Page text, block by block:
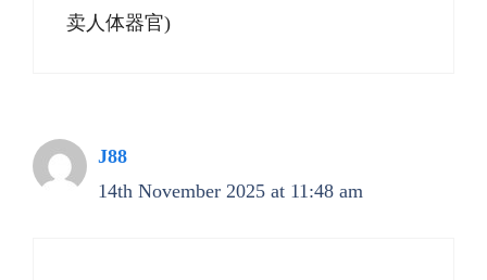
卖人体器官)
J88
14th November 2025 at 11:48 am